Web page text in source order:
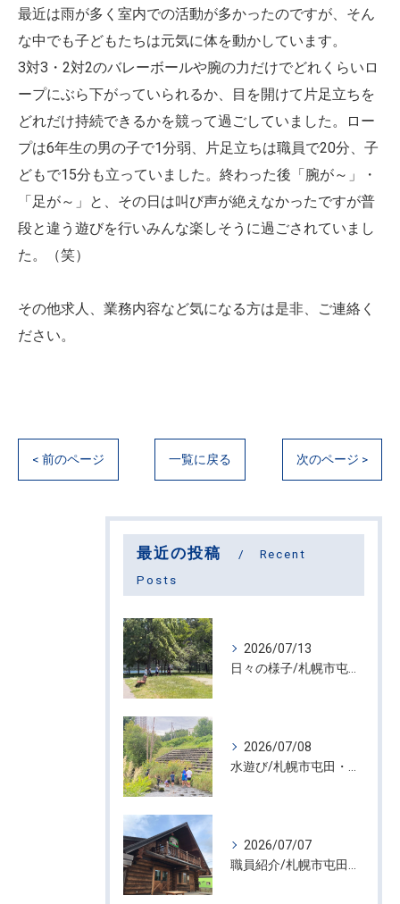
最近は雨が多く室内での活動が多かったのですが、そん
な中でも子どもたちは元気に体を動かしています。
3対3・2対2のバレーボールや腕の力だけでどれくらいロ
ープにぶら下がっていられるか、目を開けて片足立ちを
どれだけ持続できるかを競って過ごしていました。ロー
プは6年生の男の子で1分弱、片足立ちは職員で20分、子
どもで15分も立っていました。終わった後「腕が～」・
「足が～」と、その日は叫び声が絶えなかったですが普
段と違う遊びを行いみんな楽しそうに過ごされていまし
た。（笑）
その他求人、業務内容など気になる方は是非、ご連絡く
ださい。
< 前のページ 一覧に戻る 次のページ >
最近の投稿
Recent
Posts
2026/07/13
2026/07/08
2026/07/07